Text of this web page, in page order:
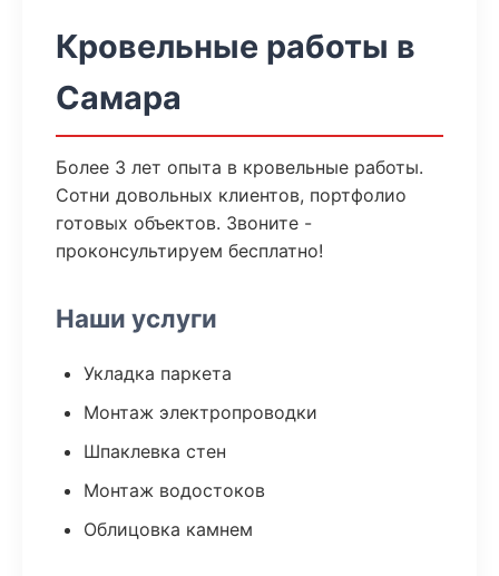
Кровельные работы в
Самара
Более 3 лет опыта в кровельные работы.
Сотни довольных клиентов, портфолио
готовых объектов. Звоните -
проконсультируем бесплатно!
Наши услуги
Укладка паркета
Монтаж электропроводки
Шпаклевка стен
Монтаж водостоков
Облицовка камнем